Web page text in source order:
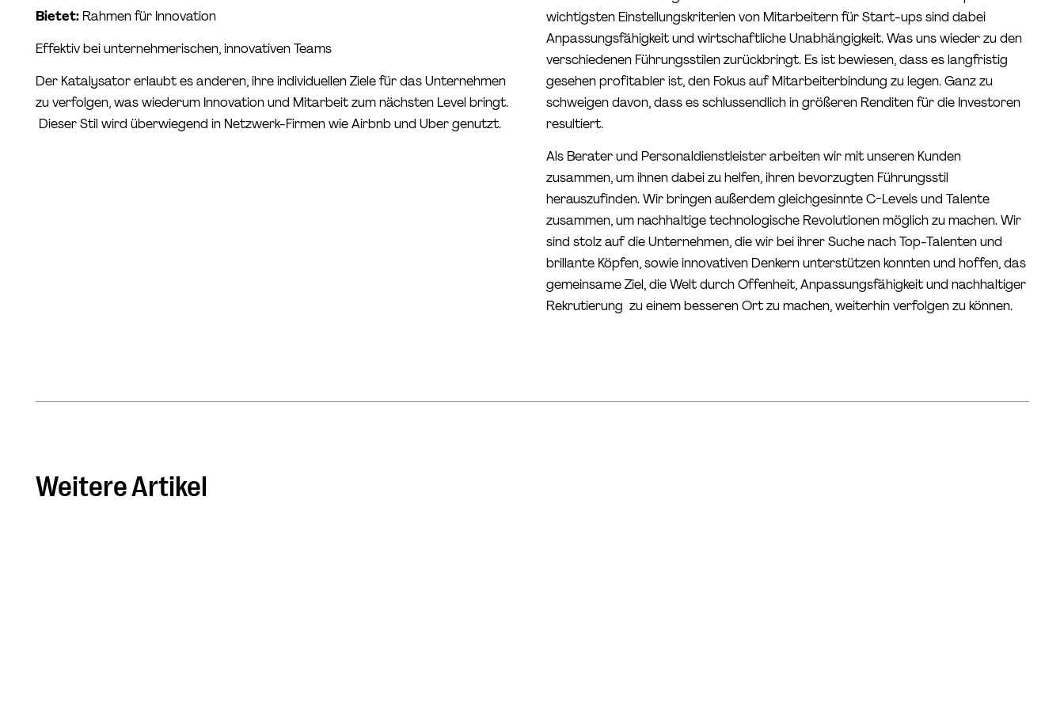
Bietet:Rahmen für Innovation
Effektiv bei unternehmerischen, innovativen Teams
Der Katalysator erlaubt es anderen, ihre individuellen Ziele für das Unternehmen
zu verfolgen, was wiederum Innovation und Mitarbeit zum nächsten Level bringt.
Dieser Stil wird überwiegend in Netzwerk-Firmen wie Airbnb und Uber genutzt.
wichtigsten Einstellungskriterien von Mitarbeitern für Start-ups sind dabei
Anpassungsfähigkeit und wirtschaftliche Unabhängigkeit. Was uns wieder zu den
verschiedenen Führungsstilen zurückbringt. Es ist bewiesen, dass es langfristig
gesehen profitabler ist, den Fokus auf Mitarbeiterbindung zu legen. Ganz zu
schweigen davon, dass es schlussendlich in größeren Renditen für die Investoren
resultiert.
Als Berater und Personaldienstleister arbeiten wir mit unseren Kunden
zusammen, um ihnen dabei zu helfen, ihren bevorzugten Führungsstil
herauszufinden. Wir bringen außerdem gleichgesinnte C-Levels und Talente
zusammen, um nachhaltige technologische Revolutionen möglich zu machen. Wir
sind stolz auf die Unternehmen, die wir bei ihrer Suche nach Top-Talenten und
brillante Köpfen, sowie innovativen Denkern unterstützen konnten und hoffen, das
gemeinsame Ziel, die Welt durch Offenheit, Anpassungsfähigkeit und nachhaltiger
Rekrutierung zu einem besseren Ort zu machen, weiterhin verfolgen zu können.
Weitere Artikel